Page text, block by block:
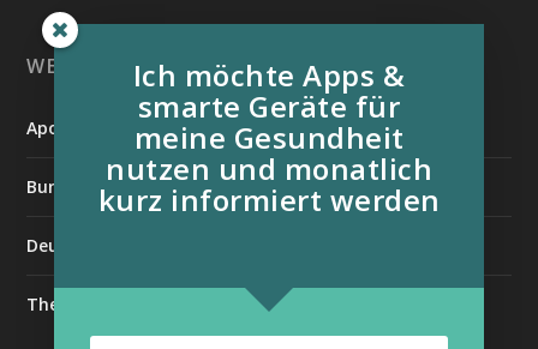
WEITERE INFORMATIONSQUELLEN:
Apotheken Umschau
Bundesverband der Organtransplantierten e.V.
Deutsche Stiftung für chronisch Kranke
The Medical Futurist
Ich möchte Apps &
smarte Geräte für
meine Gesundheit
nutzen und monatlich
kurz informiert werden